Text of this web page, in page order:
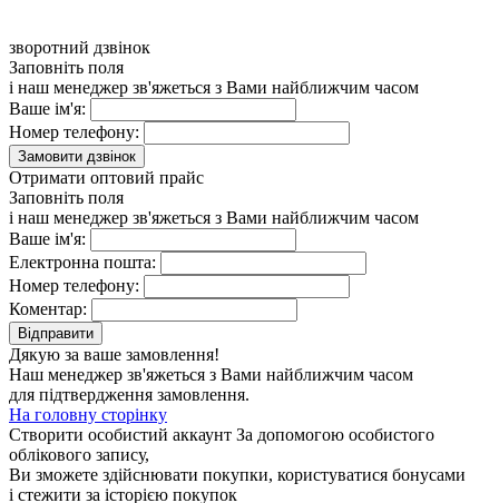
зворотний дзвінок
Заповніть поля
і наш менеджер зв'яжеться з Вами найближчим часом
Ваше ім'я:
Номер телефону:
Замовити дзвінок
Отримати оптовий прайс
Заповніть поля
і наш менеджер зв'яжеться з Вами найближчим часом
Ваше ім'я:
Електронна пошта:
Номер телефону:
Коментар:
Відправити
Дякую за ваше замовлення!
Наш менеджер зв'яжеться з Вами найближчим часом
для підтвердження замовлення.
На головну сторінку
Створити особистий аккаунт За допомогою особистого
облікового запису,
Ви зможете здійснювати покупки, користуватися бонусами
і стежити за історією покупок